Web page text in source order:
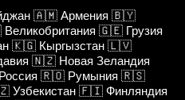
🇦🇲 Армения 🇧🇾
Великобритания 🇬🇪 Грузия
🇰🇬 Кыргызстан 🇱🇻
🇳🇿 Новая Зеландия
Россия 🇷🇴 Румыния 🇷🇸
Узбекистан 🇫🇮 Финляндия